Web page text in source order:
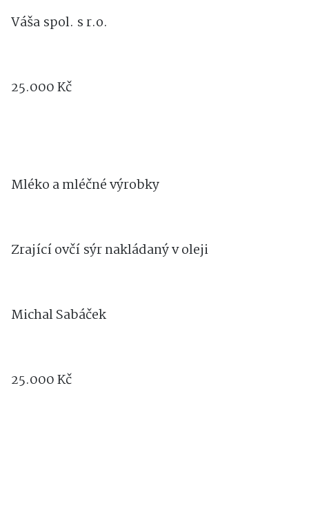
Váša spol. s r.o.
25.000 Kč
Mléko a mléčné výrobky
Zrající ovčí sýr nakládaný v oleji
Michal Sabáček
25.000 Kč